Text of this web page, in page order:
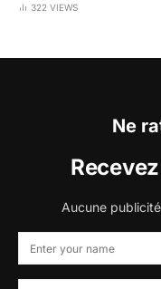
322 VIEWS
Ne
Aucune